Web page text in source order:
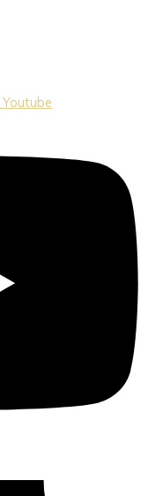
Youtube